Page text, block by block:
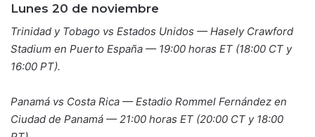
Lunes 20 de noviembre
Trinidad y Tobago vs Estados Unidos — Hasely Crawford
Stadium en Puerto España — 19:00 horas ET (18:00 CT y
16:00 PT).
Panamá vs Costa Rica — Estadio Rommel Fernández en
Ciudad de Panamá — 21:00 horas ET (20:00 CT y 18:00